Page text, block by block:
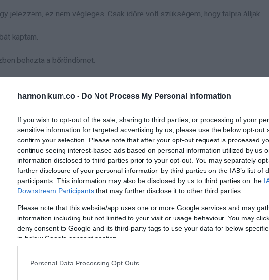
harmonikum.co - Do Not Process My Personal Information
If you wish to opt-out of the sale, sharing to third parties, or processing of your
sensitive information for targeted advertising by us, please use the below opt-out
confirm your selection. Please note that after your opt-out request is processed
continue seeing interest-based ads based on personal information utilized by us
information disclosed to third parties prior to your opt-out. You may separately
further disclosure of your personal information by third parties on the IAB’s list of
participants. This information may also be disclosed by us to third parties on the
Downstream Participants that may further disclose it to other third parties.
Please note that this website/app uses one or more Google services and may
information including but not limited to your visit or usage behaviour. You may
deny consent to Google and its third-party tags to use your data for below
in below Google consent section.
Personal Data Processing Opt Outs
jelezzem, ez nem végleges. Csak időre volt szükségem, hogy talpra álljak.
kaptam.
behozta a bőröndömet.
menyem, eleinte különösen kedves volt. Teát hozott, anélkül hogy kértem
„Majd én intézem.”
magam, mintha újra lenne körülöttem melegség. Aztán lassan
ezt a részt?”
én pedig hálás voltam. Segíteni természetesnek tűnt. Csakhogy a kérések
minden étkezést. Én töröltem le a pultot, én súroltam a fürdőt, én
és közben azt is figyeltem, kinek mikor mi a programja.